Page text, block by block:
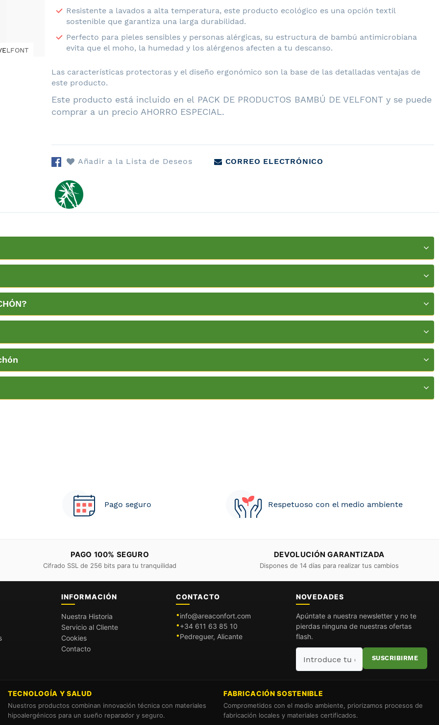
Resistente a lavados a alta temperatura, este producto ecológico es una opción textil
sostenible que garantiza una larga durabilidad.
Perfecto para pieles sensibles y personas alérgicas, su estructura de bambú antimicrobiana
evita que el moho, la humedad y los alérgenos afecten a tu descanso.
Las características protectoras y el diseño ergonómico son la base de las detalladas ventajas de
este producto.
Este producto está incluido en el PACK DE PRODUCTOS BAMBÚ DE VELFONTy se puede
comprar a un precio AHORRO ESPECIAL.
Añadir a la Lista de Deseos CORREO ELECTRÓNICO
Beneficios del Protector Colchon Bambu Velfont 3 Capas VELFONT
Pago seguro Respetuoso con el medio ambiente
PAGO 100% SEGURO
Cifrado SSL de 256 bits para tu tranquilidad
DEVOLUCIÓN GARANTIZADA
Dispones de 14 días para realizar tus cambios
INFORMACIÓN
Nuestra Historia
Servicio al Cliente
Cookies
Contacto
CONTACTO
info@areaconfort.com
+34 611 63 85 10
Pedreguer, Alicante
NOVEDADES
Apúntate a nuestra newsletter y no te
pierdas ninguna de nuestras ofertas
flash.
Introduce
email
SUSCRIBIRME
TECNOLOGÍA Y SALUD
Nuestros productos combinan innovación técnica con materiales
hipoalergénicos para un sueño reparador y seguro.
FABRICACIÓN SOSTENIBLE
Comprometidos con el medio ambiente, priorizamos procesos de
fabricación locales y materiales certificados.